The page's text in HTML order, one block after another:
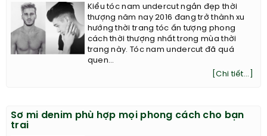
Kiểu tóc nam undercut ngắn đẹp thời
thượng năm nay 2016 đang trở thành xu
hướng thời trang tóc ấn tượng phong
cách thời thượng nhất trong mùa thời
trang này. Tóc nam undercut đã quá
quen...
[Chi tiết...]
Sơ mi denim phù hợp mọi phong cách cho bạn
trai